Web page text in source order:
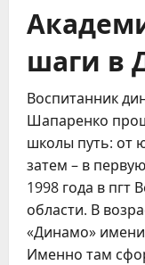
шаги в
Воспитанник
Шапаренко
школы путь: от
затем – в
1998 года в пгт
области. В
«Динамо»
Именно там